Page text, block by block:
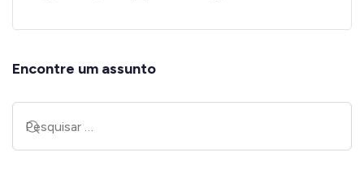
Encontre um assunto